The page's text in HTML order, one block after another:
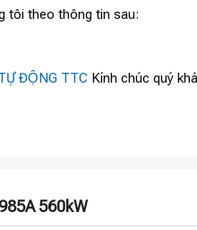
tôi theo thông tin sau:
ĐỘNG TTC Kính chúc quý
560kW